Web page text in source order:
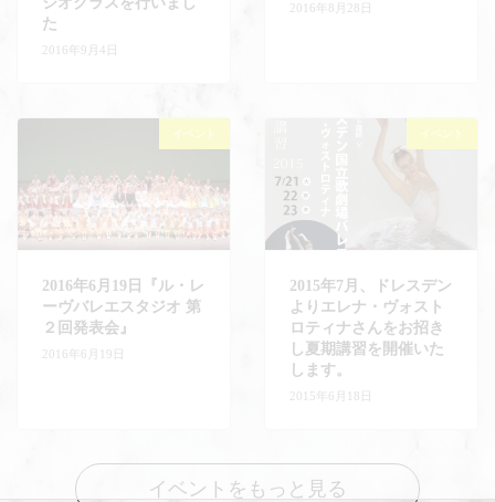
た
2016年9月4日
2016年8月28日
イベント
2016年6月19日『ル・レ
ーヴバレエスタジオ 第
２回発表会』
2016年6月19日
イベント
2015年7月、ドレスデン
よりエレナ・ヴォスト
ロティナさんをお招き
し夏期講習を開催いた
します。
2015年6月18日
イベントをもっと見る